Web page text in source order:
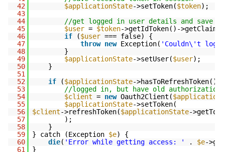
42
$applicationState->setToken($token);
43
44
//get logged in user details and save
45
$user = $token->getIdToken()->getClaim(
46
if ($user === false) {
47
throw new Exception( 'Couldn\'t log
48
}
49
$applicationState->setUser($user);
50
}
51
52
if ($applicationState-
53
//logged in, but have old authorization
54
$client = new Oauth2Client(
55
$applicationState->setToken(
56
$client->refreshToken($applicationState-
57
);
58
}
59
} catch (Exception $e) {
60
die( 'Error while getting access: ' . $e-
61
}